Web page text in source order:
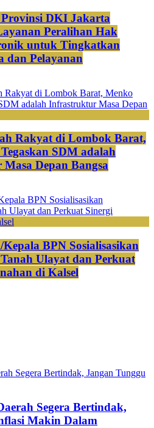
DKI Jakarta
Peralihan Hak
untuk Tingkatkan
dan Pelayanan
Rakyat di Lombok Barat,
SDM adalah
Depan Bangsa
BPN Sosialisasikan
Ulayat dan Perkuat
di Kalsel
Segera Bertindak,
Makin Dalam